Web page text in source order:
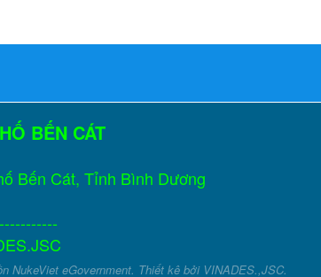
BẾN CÁT
Bến Cát, Tỉnh Bình Dương
NukeViet eGovernment. Thiết kê bởi VINADES.,JSC.